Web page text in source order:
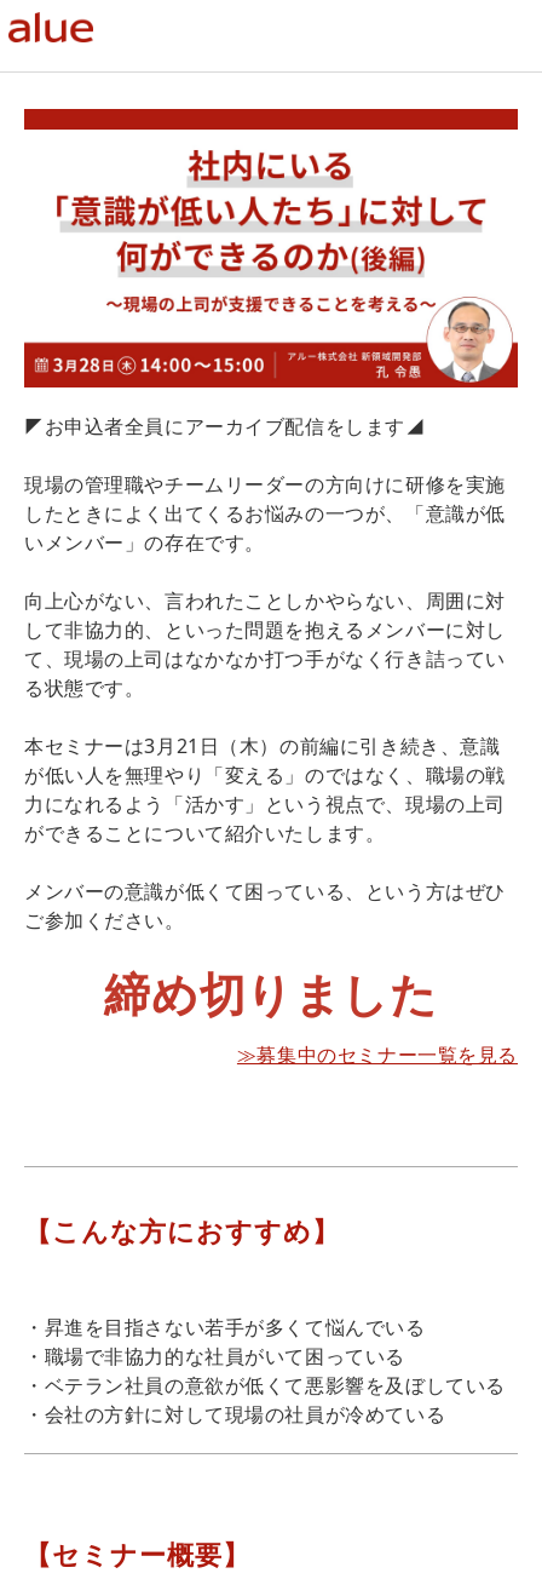
◤お申込者全員にアーカイブ配信をします◢
現場の管理職やチームリーダーの方向けに研修を実施
したときによく出てくるお悩みの一つが、「意識が低
いメンバー」の存在です。
向上心がない、言われたことしかやらない、周囲に対
して非協力的、といった問題を抱えるメンバーに対し
て、現場の上司はなかなか打つ手がなく行き詰ってい
る状態です。
本セミナーは3月21日（木）の前編に引き続き、意識
が低い人を無理やり「変える」のではなく、職場の戦
力になれるよう「活かす」という視点で、現場の上司
ができることについて紹介いたします。
メンバーの意識が低くて困っている、という方はぜひ
ご参加ください。
締め切りました
≫募集中のセミナー一覧を見る
【こんな方におすすめ】
・昇進を目指さない若手が多くて悩んでいる
・職場で非協力的な社員がいて困っている
・ベテラン社員の意欲が低くて悪影響を及ぼしている
・会社の方針に対して現場の社員が冷めている
【セミナー概要】